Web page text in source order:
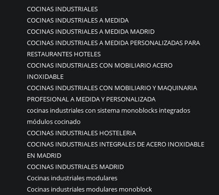
COCINAS INDUSTRIALES
COCINAS INDUSTRIALES A MEDIDA
COCINAS INDUSTRIALES A MEDIDA MADRID
COCINAS INDUSTRIALES A MEDIDA PERSONALIZADAS PARA
RESTAURANTES HOTELES
COCINAS INDUSTRIALES CON MOBILIARIO ACERO
INOXIDABLE
COCINAS INDUSTRIALES CON MOBILIARIO Y MAQUINARIA
PROFESIONAL A MEDIDA Y PERSONALIZADA
cocinas industriales con sistema monoblocks integrados
módulos cocinado
COCINAS INDUSTRIALES HOSTELERIA
COCINAS INDUSTRIALES INTEGRALES DE ACERO INOXIDABLE
EN MADRID
COCINAS INDUSTRIALES MADRID
Cocinas industriales modulares
Cocinas industriales modulares monoblock